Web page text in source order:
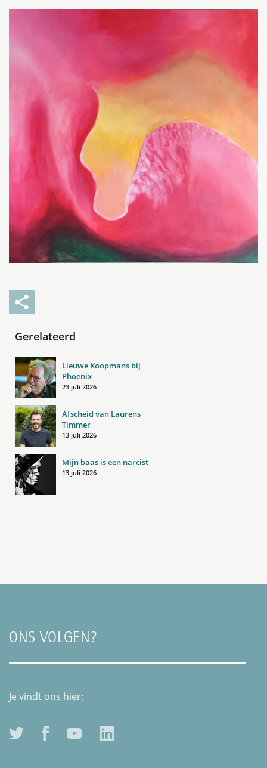
Gerelateerd
Lieuwe Koopmans bij
Phoenix
23 juli 2026
Afscheid van Laurens
Timmer
13 juli 2026
Mijn baas is een narcist
13 juli 2026
ONS VOLGEN?
Je vindt ons hier: